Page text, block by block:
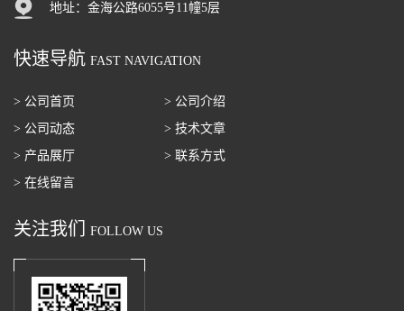
地址：金海公路6055号11幢5层
快速导航 FAST NAVIGATION
> 公司首页
> 公司介绍
> 公司动态
> 技术文章
> 产品展厅
> 联系方式
> 在线留言
关注我们 FOLLOW US